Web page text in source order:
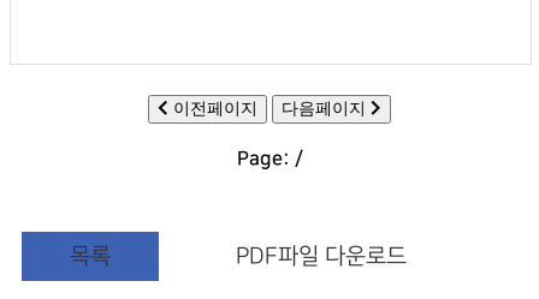
이전페이지 다음페이지
Page: /
목록 PDF파일 다운로드